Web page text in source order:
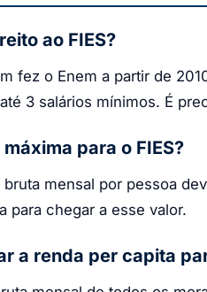
ao FIES?
fez o Enem a partir de
3 salários mínimos. É
para o FIES?
bruta mensal por pessoa
para chegar a esse valor.
a renda per capita